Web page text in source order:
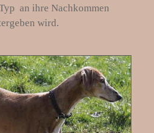
an ihre Nachkommen
wird.